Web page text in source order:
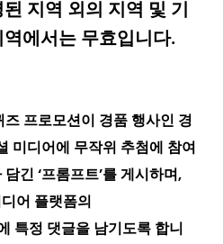
지역 외의 지역 및 기
에서는 무효입니다.
프로모션이 경품 행사인 경
미디어에 무작위 추첨에 참여
긴 ‘프롬프트’를 게시하며,
어 플랫폼의
정 댓글을 남기도록 합니